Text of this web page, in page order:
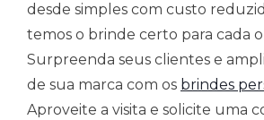
desde simples com custo
temos o brinde certo para cada
Surpreenda seus clientes e
de sua marca com os brindes
Aproveite a visita e solicite uma